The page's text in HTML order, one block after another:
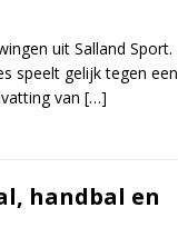
uit Salland Sport.
speelt gelijk tegen een
van […]
handbal en